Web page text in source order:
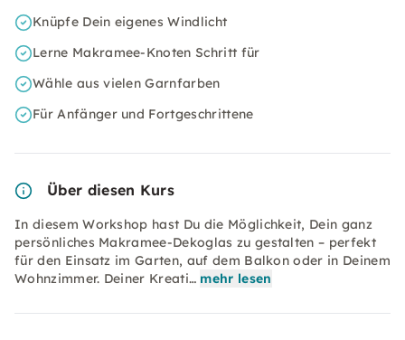
Knüpfe Dein eigenes Windlicht
Lerne Makramee-Knoten Schritt für
Wähle aus vielen Garnfarben
Für Anfänger und Fortgeschrittene
Über diesen Kurs
In diesem Workshop hast Du die Möglichkeit, Dein ganz
persönliches Makramee-Dekoglas zu gestalten – perfekt
für den Einsatz im Garten, auf dem Balkon oder in Deinem
Wohnzimmer. Deiner Kreati… mehr lesen